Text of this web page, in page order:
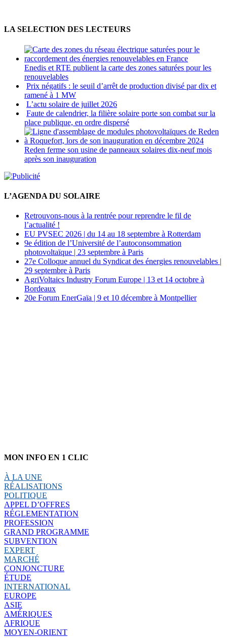
LA SELECTION DES LECTEURS
Enedis et RTE publient la carte des zones saturées pour les
renouvelables
Prix négatifs : le seuil d’arrêt de production divisé par dix et
ramené à 1 MW
L’actu solaire de juillet 2026
Faute de calendrier, la filière solaire porte son combat sur la
place publique, en ordre dispersé
Reden ferme son usine de panneaux solaires dix-neuf mois
après son inauguration
L’AGENDA DU SOLAIRE
Retrouvons-nous à la rentrée pour reprendre le fil de
l’actualité !
EU PVSEC 2026 | du 14 au 18 septembre à Rotterdam
9e édition de l’Université de l’autoconsommation
photovoltaïque | 23 septembre à Paris
27e Colloque annuel du Syndicat des énergies renouvelables |
29 septembre à Paris
AgriVoltaics Industry Forum Europe | 13 et 14 octobre à
Bordeaux
20e Forum EnerGaïa | 9 et 10 décembre à Montpellier
MON INFO EN 1 CLIC
À LA UNE
RÉALISATIONS
POLITIQUE
APPEL D’OFFRES
RÉGLEMENTATION
PROFESSION
GRAND PROGRAMME
SUBVENTION
EXPERT
MARCHÉ
CONJONCTURE
ÉTUDE
INTERNATIONAL
EUROPE
ASIE
AMÉRIQUES
AFRIQUE
MOYEN-ORIENT